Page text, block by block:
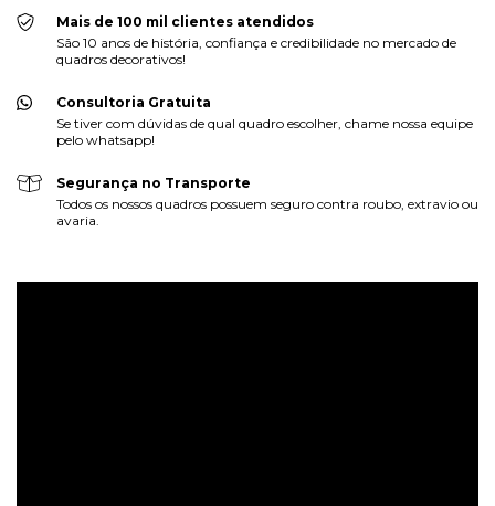
Mais de 100 mil clientes atendidos
São 10 anos de história, confiança e credibilidade no mercado de
quadros decorativos!
Consultoria Gratuita
Se tiver com dúvidas de qual quadro escolher, chame nossa equipe
pelo whatsapp!
Segurança no Transporte
Todos os nossos quadros possuem seguro contra roubo, extravio ou
avaria.